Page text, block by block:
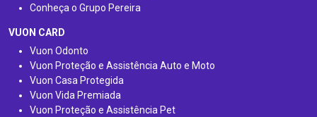
Conheça o Grupo Pereira
VUON CARD
Vuon Odonto
Vuon Proteção e Assistência Auto e Moto
Vuon Casa Protegida
Vuon Vida Premiada
Vuon Proteção e Assistência Pet